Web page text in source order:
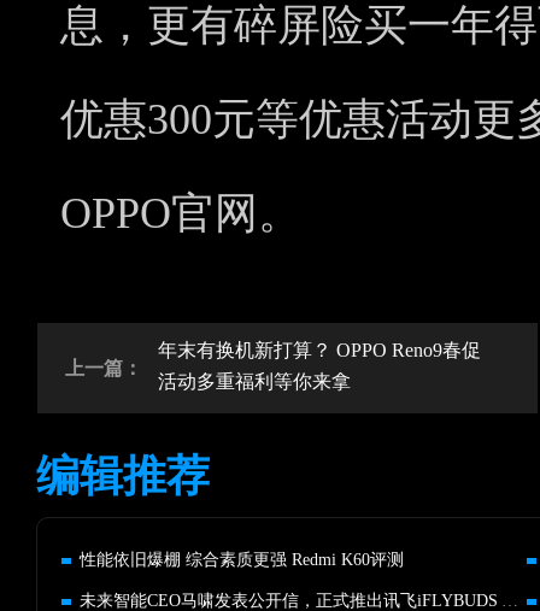
息，更有碎屏险买一年
优惠300元等优惠活动更
OPPO官网。
上一篇：
年末有换机新打算？ OPPO Reno9春促
活动多重福利等你来拿
编辑推荐
性能依旧爆棚 综合素质更强 Redmi K60评测
未来智能CEO马啸发表公开信，正式推出讯飞iFLYBUDS Air等新品